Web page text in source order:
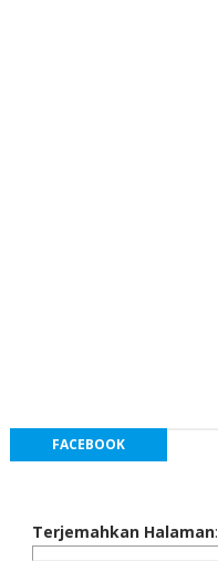
FACEBOOK
Terjemahkan Halaman: